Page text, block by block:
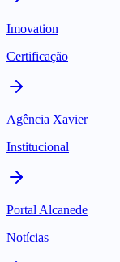
Imovation
Certificação
Agência Xavier
Institucional
Portal Alcanede
Notícias